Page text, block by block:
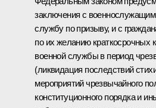
заключения с
службу по призыву, и с
по их желанию краткосрочных
военной службы в период
(ликвидация последствий
мероприятий чрезвычайного
конституционного порядка и